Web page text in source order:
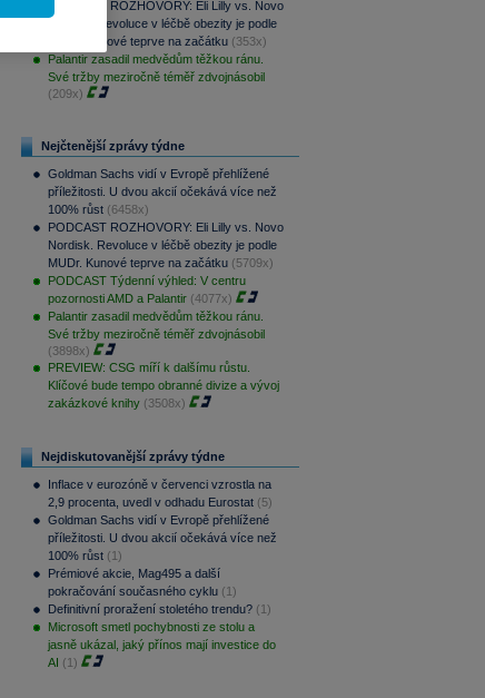
PODCAST ROZHOVORY: Eli Lilly vs. Novo
Nordisk. Revoluce v léčbě obezity je podle
MUDr. Kunové teprve na začátku (353x)
Palantir zasadil medvědům těžkou ránu.
Své tržby meziročně téměř zdvojnásobil
(209x)
Nejčtenější zprávy týdne
Goldman Sachs vidí v Evropě přehlížené
příležitosti. U dvou akcií očekává více než
100% růst (6458x)
PODCAST ROZHOVORY: Eli Lilly vs. Novo
Nordisk. Revoluce v léčbě obezity je podle
MUDr. Kunové teprve na začátku (5709x)
PODCAST Týdenní výhled: V centru
pozornosti AMD a Palantir (4077x)
Palantir zasadil medvědům těžkou ránu.
Své tržby meziročně téměř zdvojnásobil
(3898x)
PREVIEW: CSG míří k dalšímu růstu.
Klíčové bude tempo obranné divize a vývoj
zakázkové knihy (3508x)
Nejdiskutovanější zprávy týdne
Inflace v eurozóně v červenci vzrostla na
2,9 procenta, uvedl v odhadu Eurostat (5)
Goldman Sachs vidí v Evropě přehlížené
příležitosti. U dvou akcií očekává více než
100% růst (1)
Prémiové akcie, Mag495 a další
pokračování současného cyklu (1)
Definitivní proražení stoletého trendu? (1)
Microsoft smetl pochybnosti ze stolu a
jasně ukázal, jaký přínos mají investice do
AI (1)